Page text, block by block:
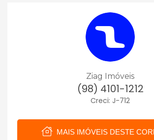
Ziag Imóveis
(98) 4101-1212
Creci: J-712
MAIS IMÓVEIS DESTE